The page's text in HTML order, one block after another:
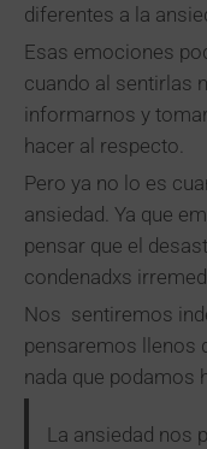
diferentes a la
Esas emociones
cuando al sentirlas
informarnos y
hacer al respecto.
Pero ya no lo es
ansiedad. Ya que
pensar que el
condenadxs
Nos sentiremos
pensaremos llenos
nada que podamos
La ansiedad nos